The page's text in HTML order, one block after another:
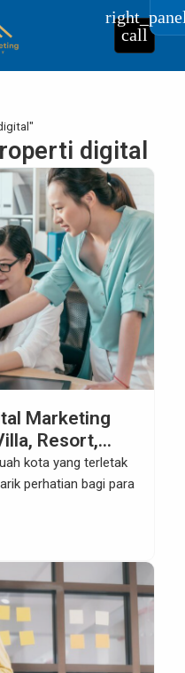
call
digital
Marketing
Resort,
di
kota yang terletak
perhatian bagi para